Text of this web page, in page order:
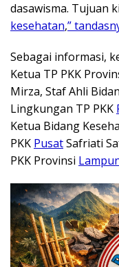
dasawisma. Tujuan
kesehatan,”
Sebagai informasi,
Ketua TP PKK
Mirza, Staf Ahli
Lingkungan TP PKK
Ketua Bidang
PKK PusatSafriati
PKK Provinsi